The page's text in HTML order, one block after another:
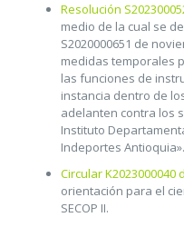
Resolución
medio de la cual se
S2020000651 de
medidas temporales
las funciones de
instancia dentro de
adelanten contra los
Instituto
Indeportes Antioquia».
Circular K2023000040
orientación para el
SECOP II.